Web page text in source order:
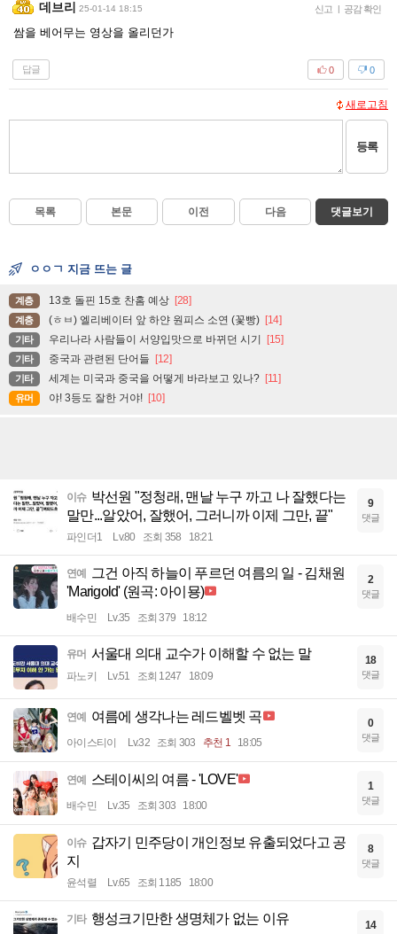
데브리 25-01-14 18:15 신고 | 공감 확인
쌈을 베어무는 영상을 올리던가
답글 0
0
새로고침
등록
목록 본문 이전 다음 댓글보기
ㅇㅇㄱ 지금 뜨는 글
계층 13호 돌핀 15호 찬홈 예상 [28]
계층 (ㅎㅂ) 엘리베이터 앞 하얀 원피스 소연 (꽃빵) [14]
기타 우리나라 사람들이 서양입맛으로 바뀌던 시기 [15]
기타 중국과 관련된 단어들 [12]
기타 세계는 미국과 중국을 어떻게 바라보고 있나? [11]
유머 야! 3등도 잘한 거야! [10]
이슈 박선원 "정청래, 맨날 누구 까고 나 잘했다는
말만...알았어, 잘했어, 그러니까 이제 그만, 끝"
파인더1 Lv.80 조회 358 18:21
9
댓글
연예
그건 아직 하늘이 푸르던 여름의 일 - 김채원
'Marigold' (원곡: 아이묭)
배수민 Lv.35 조회 379 18:12
2
댓글
유머 서울대 의대 교수가 이해할 수 없는 말
파노키 Lv.51 조회 1247 18:09
18
댓글
연예 여름에 생각나는 레드벨벳 곡
아이스티이 Lv.32 조회 303 추천 1 18:05
0
댓글
연예 스테이씨의 여름 - 'LOVE'
배수민 Lv.35 조회 303 18:00
1
댓글
이슈 갑자기 민주당이 개인정보 유출되었다고 공
지
윤석렬 Lv.65 조회 1185 18:00
8
댓글
기타 행성크기만한 생명체가 없는 이유 14